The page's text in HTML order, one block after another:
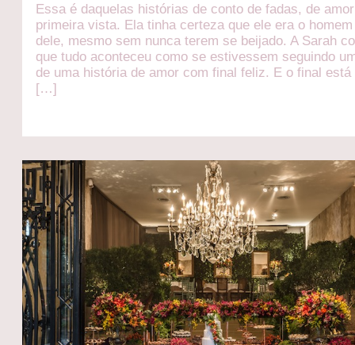
Essa é daquelas histórias de conto de fadas, de
primeira vista. Ela tinha certeza que ele era o
dele, mesmo sem nunca terem se beijado. A Sarah
que tudo aconteceu como se estivessem seguindo
de uma história de amor com final feliz. E o final está
[…]